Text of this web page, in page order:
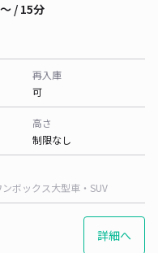
/ 15分
再入庫
可
高さ
制限なし
ンボックス大型車・SUV
詳細へ